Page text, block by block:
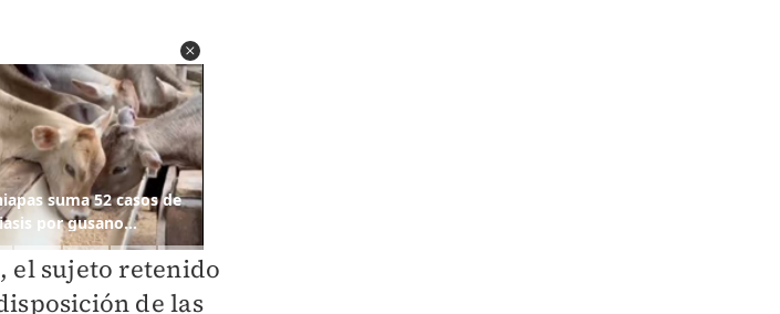
el sujeto retenido
de las